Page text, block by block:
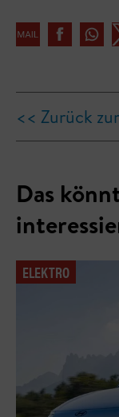
<< Zurück
Das
ELEKTRO